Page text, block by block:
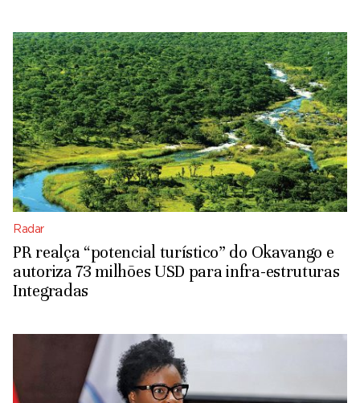
Radar
PR realça “potencial turístico” do Okavango e
autoriza 73 milhões USD para infra-estruturas
Integradas